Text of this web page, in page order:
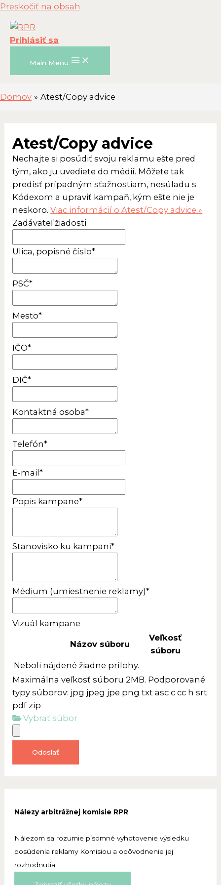
Preskočiť na obsah
Prihlásiť sa
Main Menu
Domov Atest/Copy advice
Atest/Copy advice
Nechajte si posúdiť svoju reklamu ešte pred
tým, ako ju uvediete do médií. Môžete tak
predísť prípadným sťažnostiam, nesúladu s
Kódexom a upraviť kampaň, kým ešte nie je
neskoro.Viac informácií o Atest/Copy advice »
Zadávateľ žiadosti
Ulica, popisné číslo*
PSČ*
Mesto*
IČO*
DIČ*
Kontaktná osoba*
Telefón*
E-mail*
Popis kampane*
Stanovisko ku kampani*
Médium (umiestnenie reklamy)*
Vizuál kampane
Názov súboru
Veľkosť
súboru
Neboli nájdené žiadne prílohy.
Maximálna veľkosť súboru 2MB. Podporované
typy súborov: jpg jpeg jpe png txt asc c cc h srt
pdf zip
Vybrať súbor
Odoslať
Nálezy arbitrážnej komisie RPR
Nálezom sa rozumie písomné vyhotovenie výsledku
posúdenia reklamy Komisiou a odôvodnenie jej
rozhodnutia.